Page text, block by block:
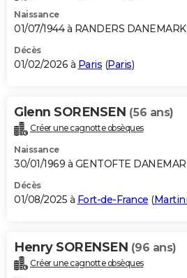
Naissance
01/07/1944 à RANDERS DANEMARK
Décès
01/02/2026 à Paris (Paris)
Glenn SORENSEN (56 ans)
Créer une cagnotte obsèques
Naissance
30/01/1969 à GENTOFTE
Décès
01/08/2025 à Fort-de-France (
Henry SORENSEN (96 ans)
Créer une cagnotte obsèques